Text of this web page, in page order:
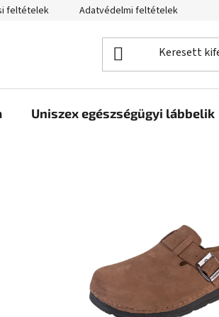
feltételek Adatvédelmi feltételek
Uniszex egészségügyi lábbelik